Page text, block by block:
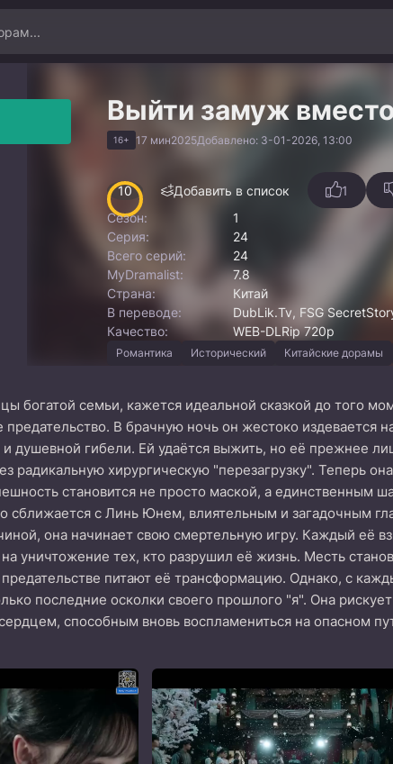
Выйти замуж
16+ 17 мин2025Добавлено: 3-01-2026, 13:00
10 Добавить в список 1
Сезон:
1
Серия:
24
Всего серий:
24
MyDramalist:
7.8
Страна:
Китай
В переводе:
DubLik.Tv, FSG
Качество:
WEB-DLRip 720p
Романтика Исторический Китайские дорамы
богатой семьи, кажется идеальной сказкой до того
В брачную ночь он жестоко издевается
и душевной гибели. Ей удаётся выжить, но её прежнее
радикальную хирургическую "перезагрузку". Теперь
становится не просто маской, а
сближается с Линь Юнем, влиятельным и загадочным
она начинает свою смертельную игру. Каждый её
уничтожение тех, кто разрушил её жизнь. Месть
питают её трансформацию. Однако, с
последние осколки своего прошлого "я". Она
способным вновь воспламениться на опасном